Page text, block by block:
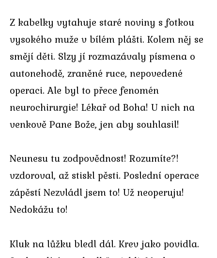
Z kabelky vytahuje staré noviny s fotkou
vysokého muže v bílém plášti. Kolem něj se
smějí děti. Slzy jí rozmazávaly písmena o
autonehodě, zraněné ruce, nepovedené
operaci. Ale byl to přece fenomén
neurochirurgie! Lékař od Boha! U nich na
venkově Pane Bože, jen aby souhlasil!
Neunesu tu zodpovědnost! Rozumíte?!
vzdoroval, až stiskl pěsti. Poslední operace
zápěstí Nezvládl jsem to! Už neoperuju!
Nedokážu to!
Kluk na lůžku bledl dál. Krev jako povidla.